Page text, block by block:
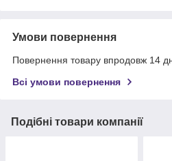
Умови повернення
Повернення товару впродовж 14
Всі умови повернення
Подібні товари компанії